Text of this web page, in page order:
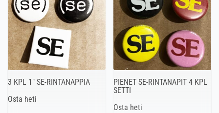
3 KPL 1″ SE-RINTANAPPIA
Osta heti
PIENET SE-RINTANAPIT 4 KPL
SETTI
Osta heti